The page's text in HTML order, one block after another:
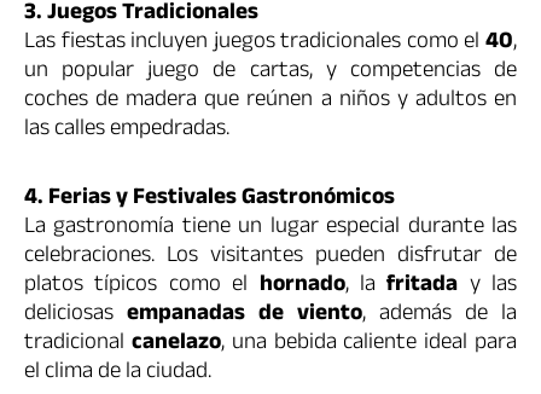
3. Juegos Tradicionales
Las fiestas incluyen juegos tradicionales como el40,
un popular juego de cartas, y competencias de
coches de madera que reúnen a niños y adultos en
las calles empedradas.
4. Ferias y Festivales Gastronómicos
La gastronomía tiene un lugar especial durante las
celebraciones. Los visitantes pueden disfrutar de
platos típicos como el hornado, lafritada y las
deliciosas empanadas de viento, además de la
tradicional canelazo, una bebida caliente ideal para
el clima de la ciudad.